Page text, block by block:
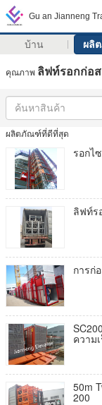
Gu an Jianneng
บ้าน ผลิ
คุณภาพ ลิฟท์รอกก่อ
ผลิตภัณฑ์ที่ดีที่สุด
รอกไ
ลิฟท์ร
การก่
ความ
50m
200